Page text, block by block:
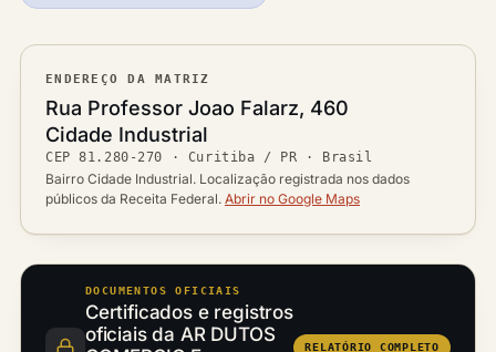
ENDEREÇO DA MATRIZ
Logradouro
Rua Professor Joao Falarz, 460
Bairro
Cidade Industrial
CEP
CEP81.280-270 ·
Cidade / UF
Curitiba / PR · Brasil
Ver localização no mapa
Bairro Cidade Industrial. Localização registrada nos dados
públicos da Receita Federal. Abrir no Google Maps
DOCUMENTOS OFICIAIS
Certificados e registros
oficiais da AR DUTOS
RELATÓRIO COMPLETO